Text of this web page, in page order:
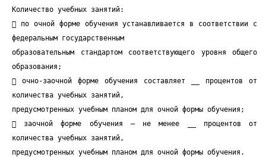
Количество учебных занятий:
 по очной форме обучения устанавливается в соответствии с
федеральным государственным
образовательным стандартом соответствующего уровня общего
образования;
 очно-заочной форме обучения составляет __ процентов от
количества учебных занятий,
предусмотренных учебным планом для очной формы обучения;
 заочной форме обучения — не менее __ процентов от
количества учебных занятий,
предусмотренных учебным планом для очной формы обучения.